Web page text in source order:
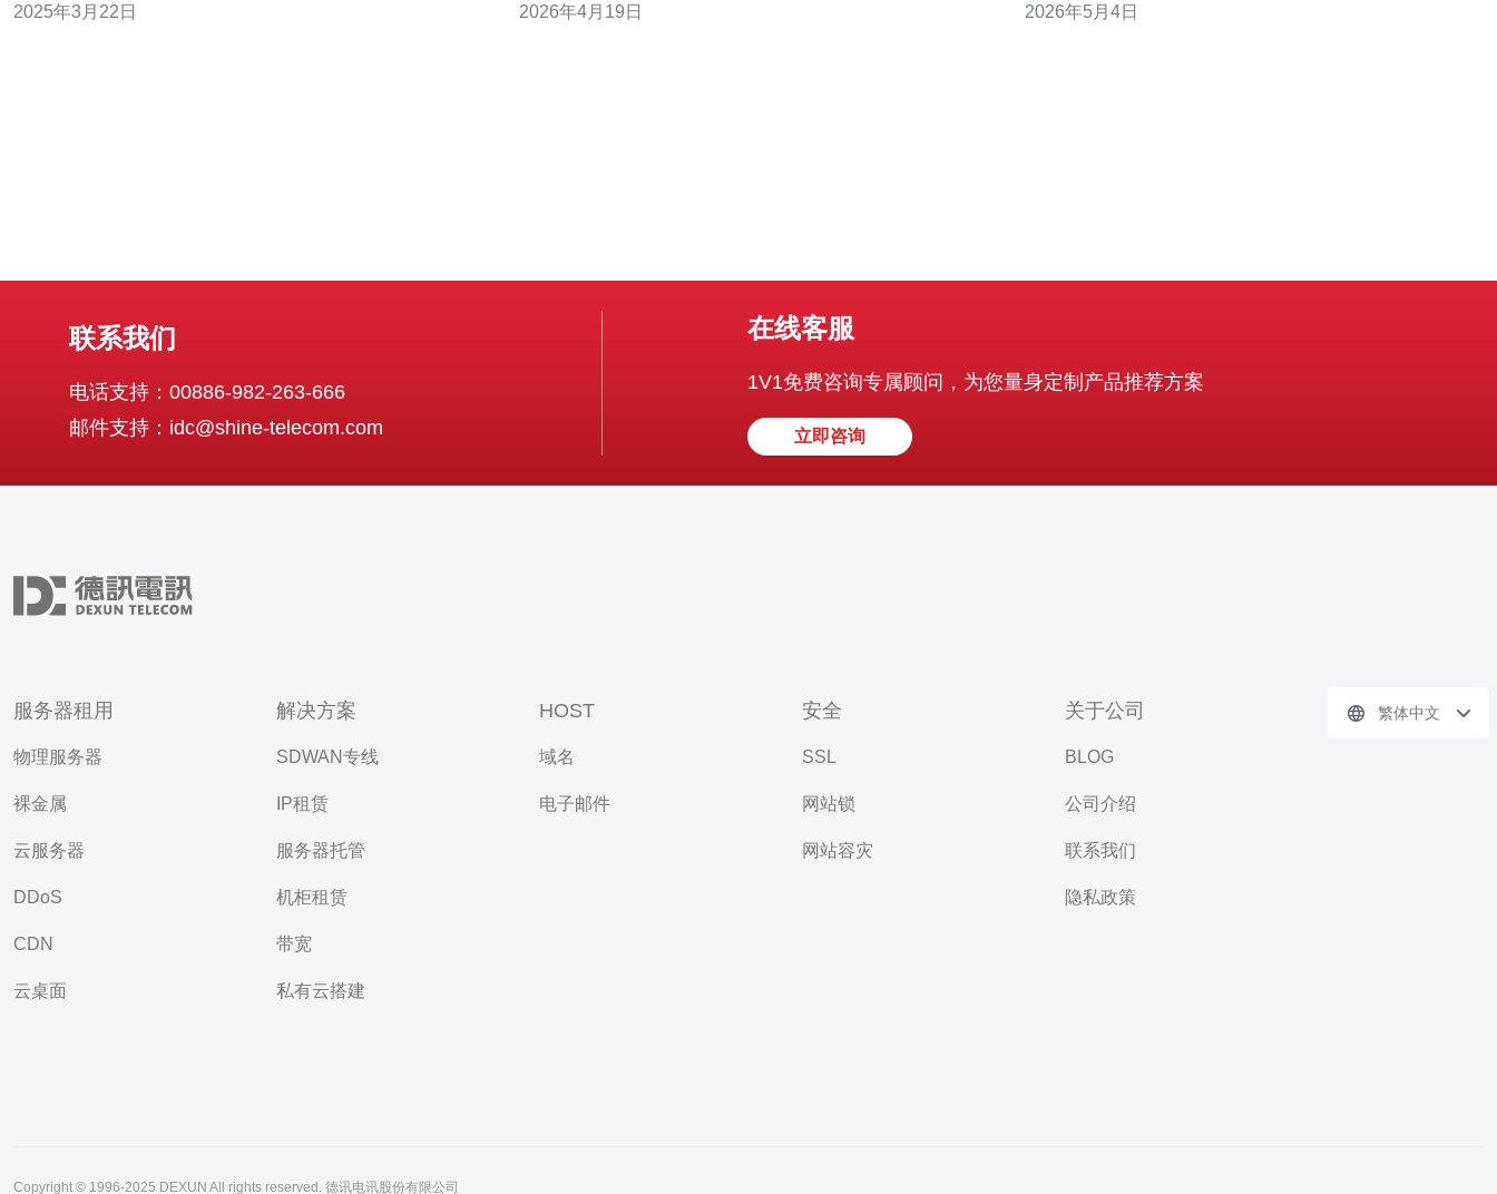
提供无缝连接台湾市场的最佳选择。 台湾原生IP专线是一
2025年3月22日
保留量、在途量）；3) 蒐集物流單位運費與時效：記錄各
2026年4月19日
面启用多因素认证和主机入侵检测、对外服务通过CDN与
2026年5月4日
联系我们
电话支持：00886-982-263-666
邮件支持：idc@shine-telecom.com
在线客服
1V1免费咨询专属顾问，为您量身定制产品推荐方案
立即咨询
服务器租用
物理服务器
裸金属
云服务器
DDoS
CDN
云桌面
解决方案
SDWAN专线
IP租赁
服务器托管
机柜租赁
带宽
私有云搭建
HOST
域名
电子邮件
安全
SSL
网站锁
网站容灾
关于公司
BLOG
公司介绍
联系我们
隐私政策
繁体中文
Copyright © 1996-2025 DEXUN All rights reserved. 德讯电讯股份有限公司